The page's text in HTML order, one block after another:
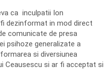
ca inculpatii Ion
dezinformat in mod direct
comunicate de presa
psihoze generalizate a
si diversiunea
Ceausescu si ar fi acceptat si